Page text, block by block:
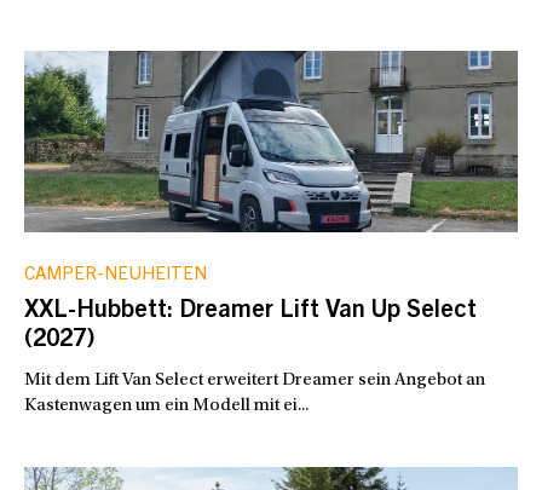
CAMPER-NEUHEITEN
XXL-Hubbett: Dreamer Lift Van Up Select
(2027)
Mit dem Lift Van Select erweitert Dreamer sein Angebot an
Kastenwagen um ein Modell mit ei...